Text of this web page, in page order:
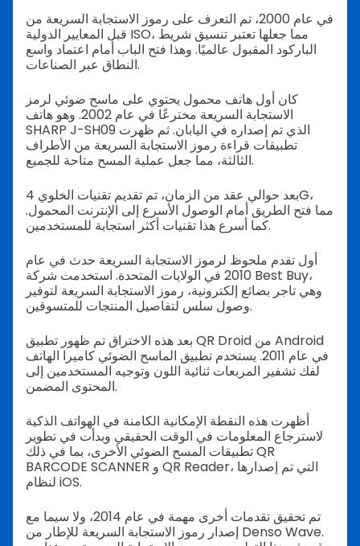
في عام 2000، تم التعرف على رموز الاستجابة السريعة من
قبل المعايير الدولية ISO، مما جعلها تعتبر تنسيق شريط
الباركود المقبول عالميًا. وهذا فتح الباب أمام اعتماد واسع
النطاق عبر الصناعات.
كان أول هاتف محمول يحتوي على ماسح ضوئي لرمز
الاستجابة السريعة مخترعًا في عام 2002. وهو هاتف
SHARP J-SH09 الذي تم إصداره في اليابان. ثم ظهرت
تطبيقات قراءة رموز الاستجابة السريعة من الأطراف
الثالثة، مما جعل عملية المسح متاحة للجميع.
بعد حوالي عقد من الزمان، تم تقديم تقنيات الخلوي 4G،
مما فتح الطريق أمام الوصول الأسرع إلى الإنترنت المحمول.
كما أسرع هذا تقنيات أكثر استجابة للمستخدمين.
أول تقدم ملحوظ لرموز الاستجابة السريعة حدث في عام
2010 في الولايات المتحدة. استخدمت شركة Best Buy،
وهي تاجر بضائع إلكترونية، رموز الاستجابة السريعة لتوفير
وصول سلس لتفاصيل المنتجات للمتسوقين.
بعد هذه الاختراق تم ظهور تطبيق QR Droid من Android
في عام 2011. يستخدم تطبيق الماسح الضوئي كاميرا الهاتف
لفك تشفير المربعات ثنائية اللون وتوجيه المستخدمين إلى
المحتوى المضمن.
أظهرت هذه النقطة الإمكانية الكامنة في الهواتف الذكية
لاسترجاع المعلومات في الوقت الحقيقي وبدأت في تطوير
تطبيقات المسح الضوئي الأخرى، بما في ذلك QR
BARCODE SCANNER و QR Reader، التي تم إصدارها
لنظام iOS.
تم تحقيق تقدمات أخرى مهمة في عام 2014، ولا سيما مع
إصدار رموز الاستجابة السريعة للإطار من Denso Wave.